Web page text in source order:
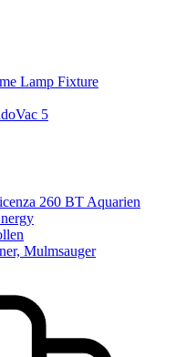
Lamp Fixture
5
260 BT Aquarien
Mulmsauger